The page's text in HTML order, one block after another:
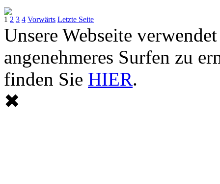
1 2 3 4 Vorwärts Letzte Seite
Unsere Webseite
angenehmeres Surfen zu
finden Sie HIER.
✖